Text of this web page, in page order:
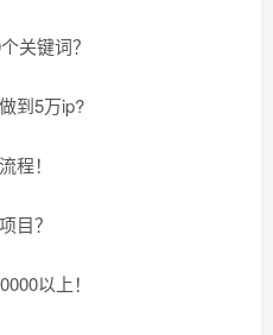
关键词？
到5万ip?
程！
目？
以上！